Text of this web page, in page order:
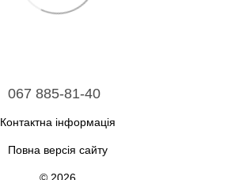
067 885-81-40
Контактна інформація
Повна версія сайту